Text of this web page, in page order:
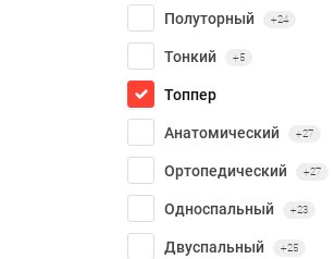
Полуторный +24
Тонкий +5
Топпер
Анатомический +27
Ортопедический +27
Односпальный +23
Двуспальный +25